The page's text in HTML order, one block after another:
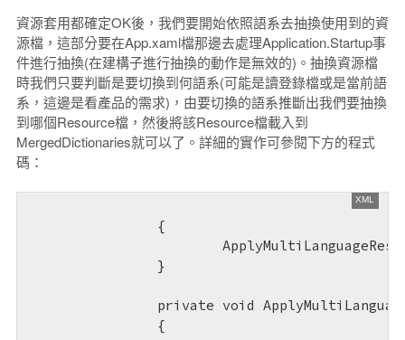
資源套用都確定OK後，我們要開始依照語系去抽換使用到的資
源檔，這部分要在App.xaml檔那邊去處理Application.Startup事
件進行抽換(在建構子進行抽換的動作是無效的)。抽換資源檔
時我們只要判斷是要切換到何語系(可能是讀登錄檔或是當前語
系，這邊是看產品的需求)，由要切換的語系推斷出我們要抽換
到哪個Resource檔，然後將該Resource檔載入到
MergedDictionaries就可以了。詳細的實作可參閱下方的程式
碼：